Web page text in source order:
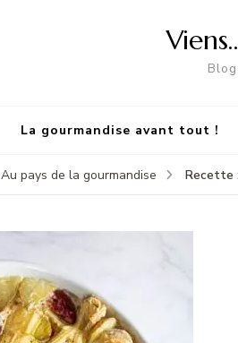
La gourmandise avant tout !
Au pays de la gourmandise Recette